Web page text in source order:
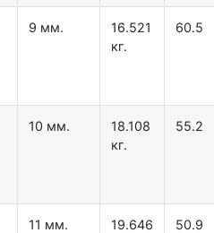
9 мм.
16.521
кг.
60.5
10 мм.
18.108
кг.
55.2
11 мм.
19.646
50.9